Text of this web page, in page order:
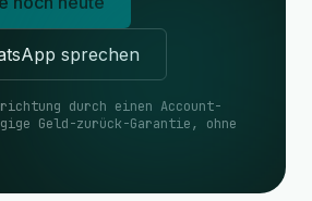
sprechen
durch einen Account-
Geld-zurück-Garantie, ohne